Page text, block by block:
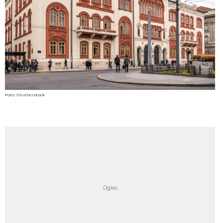
Foto: Shutterstock